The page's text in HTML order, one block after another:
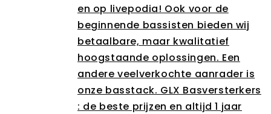
en op livepodia! Ook voor de
beginnende bassisten bieden wij
betaalbare, maar kwalitatief
hoogstaande oplossingen. Een
andere veelverkochte aanrader is
onze basstack. GLX Basversterkers
: de beste prijzen en altijd 1 jaar